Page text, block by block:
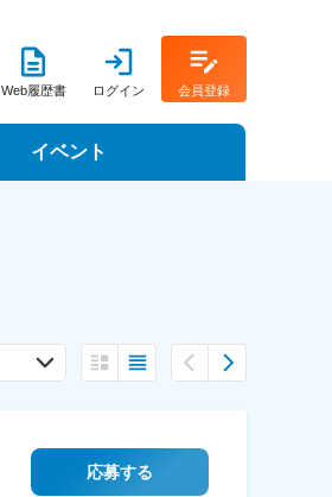
Web履歴書 ログイン 会員登録
イベント
応募する